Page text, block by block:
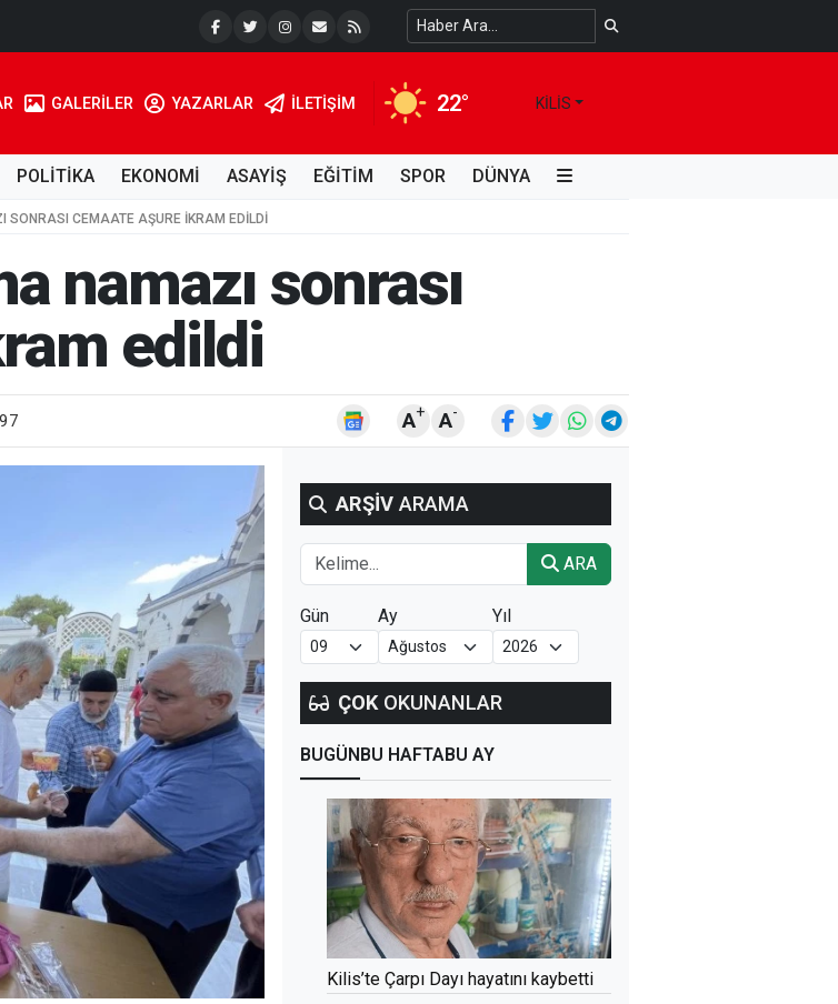
Su Kuyusu Temiz Suya Erişimde Kalıcı Bir Çözüm
GALERİLER YAZARLAR İLETIŞIM 22° KILIS
POLİTİKA EKONOMİ ASAYİŞ EĞİTİM SPOR DÜNYA
SONRASI CEMAATE AŞURE IKRAM EDILDI
namazı sonrası
edildi
A+ A-
ARŞİV ARAMA
ARA
Gün Ay Yıl
ÇOK OKUNANLAR
BUGÜNBU HAFTABU AY
Kilis’te Çarpı Dayı hayatını kaybetti